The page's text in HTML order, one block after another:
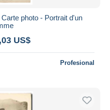
photo - Portrait d'un
US$
Profesional